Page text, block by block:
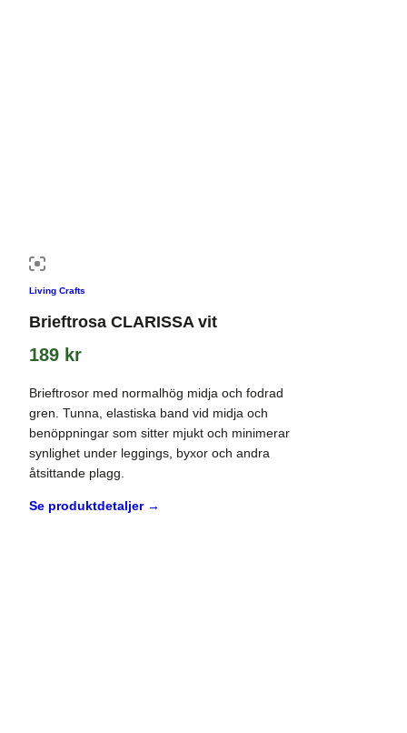
Living Crafts
Brieftrosa CLARISSA vit
189 kr
Brieftrosor med normalhög midja och fodrad
gren. Tunna, elastiska band vid midja och
benöppningar som sitter mjukt och minimerar
synlighet under leggings, byxor och andra
åtsittande plagg.
Se produktdetaljer →